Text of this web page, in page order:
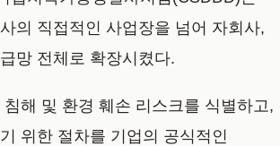
의 직접적인 사업장을 넘어 자회사,
망 전체로 확장시켰다.
해 및 환경 훼손 리스크를 식별하고,
위한 절차를 기업의 공식적인